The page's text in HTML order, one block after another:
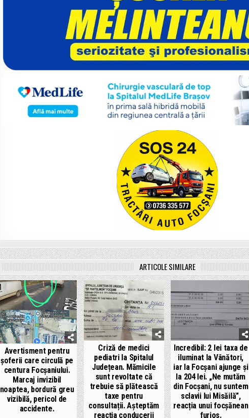
ARTICOLE SIMILARE
Avertisment pentru
șoferii care circulă pe
centura Focșaniului.
Marcaj invizibil
noaptea, bordură greu
vizibilă, pericol de
accidente.
Criză de medici
pediatri la Spitalul
Județean. Mămicile
sunt revoltate că
trebuie să plătească
taxe pentru
consultații. Așteptăm
reacția conducerii
Incredibil: 2 lei taxa de
iluminat la Vânători,
iar la Focșani ajunge și
la 204 lei. „Ne mutăm
din Focșani, nu suntem
sclavii lui Misăilă”,
reacția unui focșănean
furios.